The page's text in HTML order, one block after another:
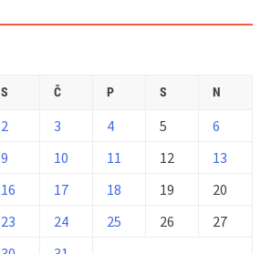
S Č P S N
2 3 4 5
6
9 10 11 12
13
16 17 18 19
20
23 24 25 26
27